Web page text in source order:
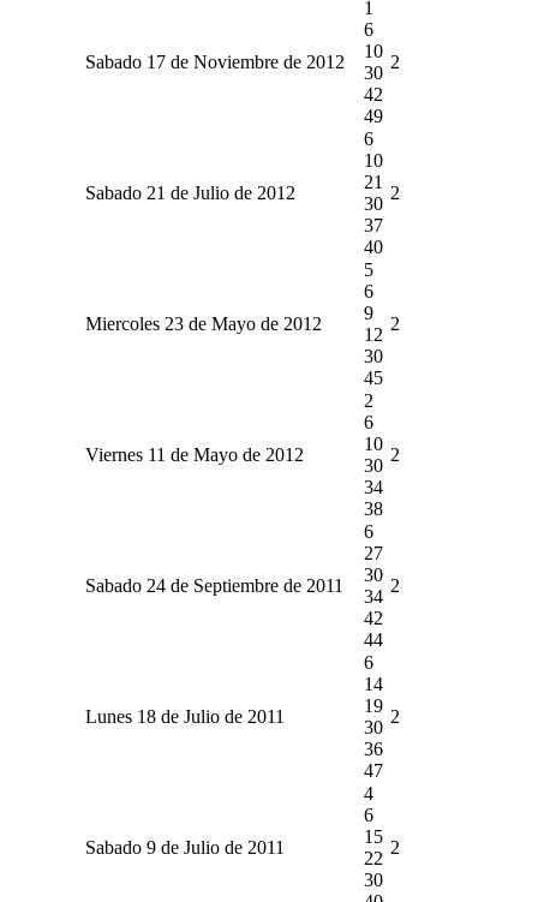
Sabado 17 de Noviembre de 2012
1
6
10
30
42
49
2
Sabado 21 de Julio de 2012
6
10
21
30
37
40
2
Miercoles 23 de Mayo de 2012
5
6
9
12
30
45
2
Viernes 11 de Mayo de 2012
2
6
10
30
34
38
2
Sabado 24 de Septiembre de 2011
6
27
30
34
42
44
2
Lunes 18 de Julio de 2011
6
14
19
30
36
47
2
Sabado 9 de Julio de 2011
4
6
15
22
30
2